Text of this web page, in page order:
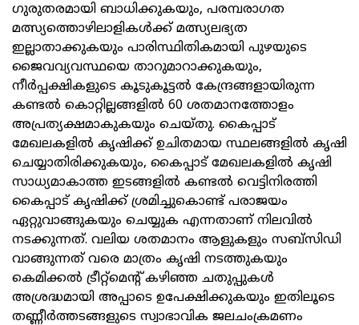
ഗുരുതരമായി ബാധിക്കുകയും, പരമ്പരാഗത
മത്സ്യത്തൊഴിലാളികള്‍ക്ക് മത്സ്യലഭ്യത
ഇല്ലാതാക്കുകയും പാരിസ്ഥിതികമായി പുഴയുടെ
ജൈവവ്യവസ്ഥയെ താറുമാറാക്കുകയും,
നീര്‍പ്പക്ഷികളുടെ കൂടുകൂട്ടല്‍ കേന്ദ്രങ്ങളായിരുന്ന
കണ്ടല്‍ കൊറ്റില്ലങ്ങളില്‍ 60 ശതമാനത്തോളം
അപ്രത്യക്ഷമാകുകയും ചെയ്തു. കൈപ്പാട്
മേഖലകളില്‍ കൃഷിക്ക് ഉചിതമായ സ്ഥലങ്ങളില്‍ കൃഷി
ചെയ്യാതിരിക്കുകയും, കൈപ്പാട് മേഖലകളില്‍ കൃഷി
സാധ്യമാകാത്ത ഇടങ്ങളില്‍ കണ്ടല്‍ വെട്ടിനിരത്തി
കൈപ്പാട് കൃഷിക്ക് ശ്രമിച്ചുകൊണ്ട് പരാജയം
ഏറ്റുവാങ്ങുകയും ചെയ്യുക എന്നതാണ് നിലവില്‍
നടക്കുന്നത്. വലിയ ശതമാനം ആളുകളും സബ്സിഡി
വാങ്ങുന്നത് വരെ മാത്രം കൃഷി നടത്തുകയും
കെമിക്കല്‍ ട്രീറ്റ്മെന്റ് കഴിഞ്ഞ ചതുപ്പുകള്‍
അശ്രദ്ധമായി അപ്പാടെ ഉപേക്ഷിക്കുകയും ഇതിലൂടെ
തണ്ണീര്‍ത്തടങ്ങളുടെ സ്വാഭാവിക ജലചംക്രമണം